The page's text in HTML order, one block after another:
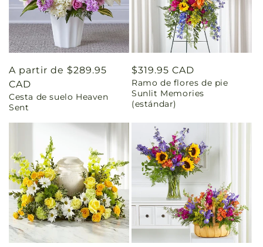
Precio
habitual
A partir de $289.95
CAD
Cesta de suelo Heaven
Sent
Precio
habitual
$319.95 CAD
Ramo de flores de pie
Sunlit Memories
(estándar)